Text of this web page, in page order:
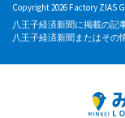
Copyright 2026 Factory ZIAS
八王子経済新聞に掲載の記
八王子経済新聞またはその